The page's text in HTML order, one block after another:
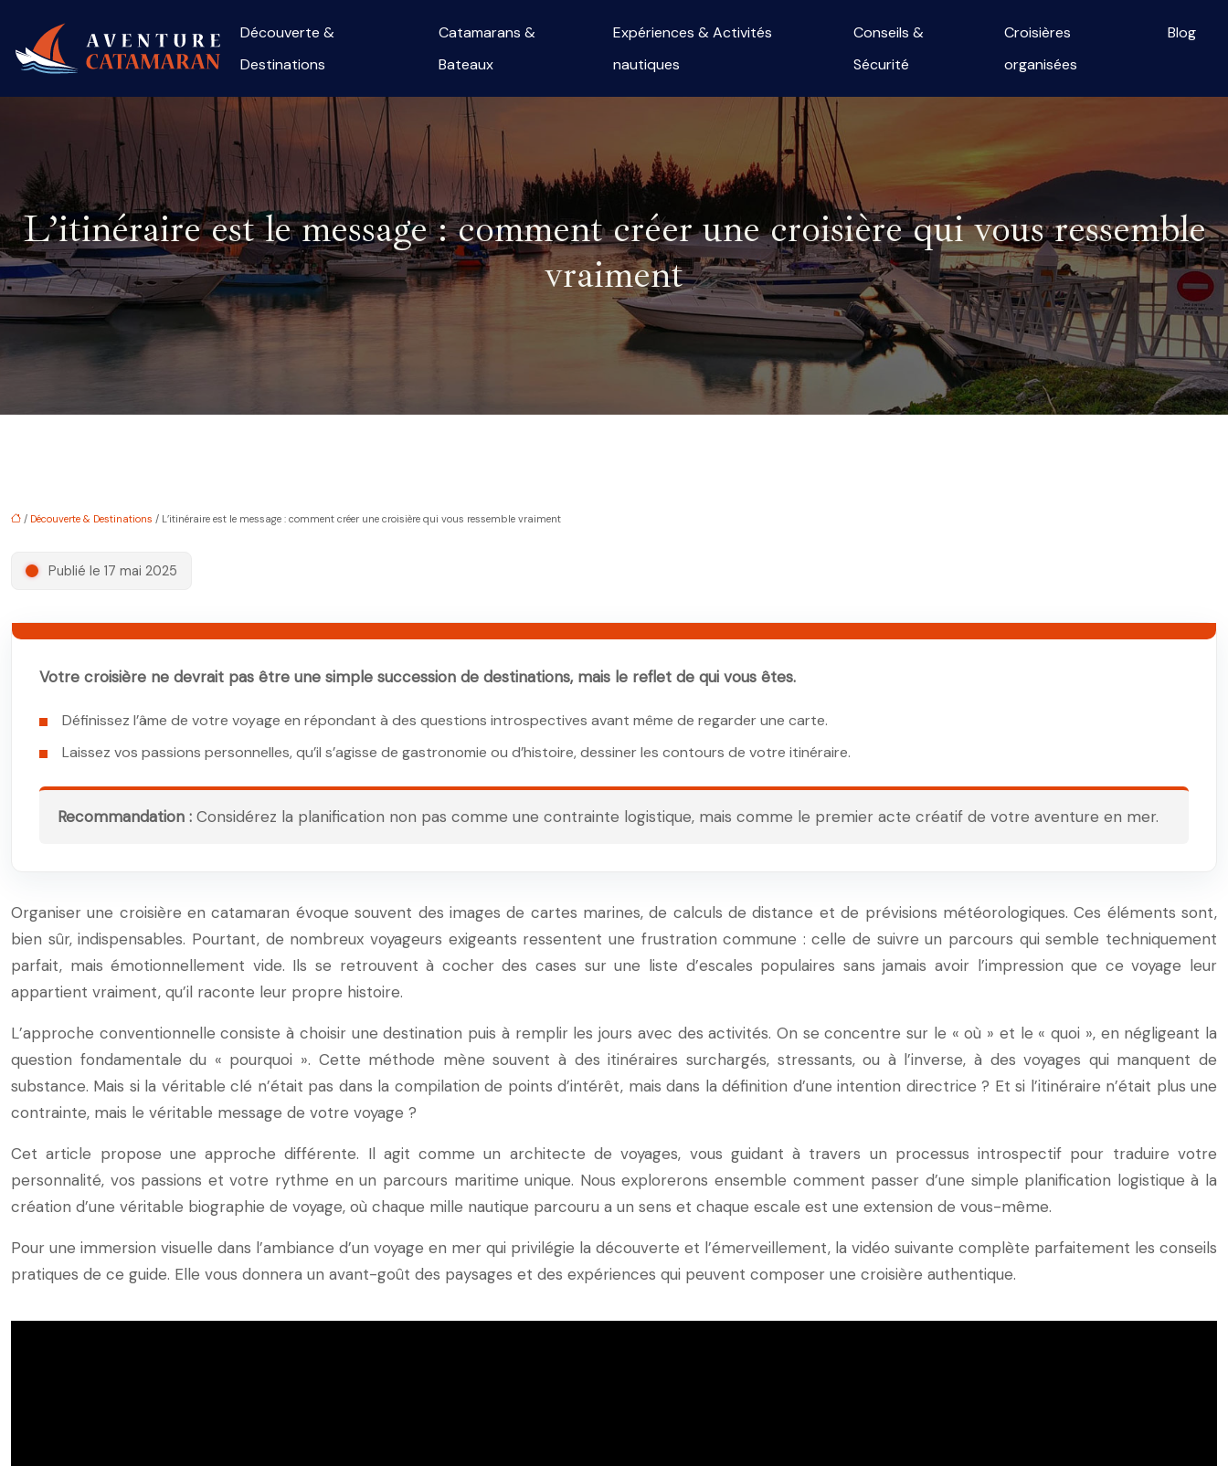
Découverte &
Destinations
Catamarans &
Bateaux
Expériences & Activités
nautiques
Conseils &
Sécurité
Croisières
organisées
Blog
L’itinéraire est le message : comment créer une croisière qui vous ressemble
vraiment
/ Découverte & Destinations / L’itinéraire est le message : comment créer une croisière qui vous ressemble vraiment
Publié le 17 mai 2025
Votre croisière ne devrait pas être une simple succession de destinations, mais le reflet de qui vous êtes.
Définissez l’âme de votre voyage en répondant à des questions introspectives avant même de regarder une carte.
Laissez vos passions personnelles, qu’il s’agisse de gastronomie ou d’histoire, dessiner les contours de votre itinéraire.
Recommandation : Considérez la planification non pas comme une contrainte logistique, mais comme le premier acte créatif de votre aventure en mer.
Organiser une croisière en catamaran évoque souvent des images de cartes marines, de calculs de distance et de prévisions météorologiques. Ces éléments sont,
bien sûr, indispensables. Pourtant, de nombreux voyageurs exigeants ressentent une frustration commune : celle de suivre un parcours qui semble techniquement
parfait, mais émotionnellement vide. Ils se retrouvent à cocher des cases sur une liste d’escales populaires sans jamais avoir l’impression que ce voyage leur
appartient vraiment, qu’il raconte leur propre histoire.
L’approche conventionnelle consiste à choisir une destination puis à remplir les jours avec des activités. On se concentre sur le « où » et le « quoi », en négligeant la
question fondamentale du « pourquoi ». Cette méthode mène souvent à des itinéraires surchargés, stressants, ou à l’inverse, à des voyages qui manquent de
substance. Mais si la véritable clé n’était pas dans la compilation de points d’intérêt, mais dans la définition d’une intention directrice ? Et si l’itinéraire n’était plus une
contrainte, mais le véritable message de votre voyage ?
Cet article propose une approche différente. Il agit comme un architecte de voyages, vous guidant à travers un processus introspectif pour traduire votre
personnalité, vos passions et votre rythme en un parcours maritime unique. Nous explorerons ensemble comment passer d’une simple planification logistique à la
création d’une véritable biographie de voyage, où chaque mille nautique parcouru a un sens et chaque escale est une extension de vous-même.
Pour une immersion visuelle dans l’ambiance d’un voyage en mer qui privilégie la découverte et l’émerveillement, la vidéo suivante complète parfaitement les conseils
pratiques de ce guide. Elle vous donnera un avant-goût des paysages et des expériences qui peuvent composer une croisière authentique.